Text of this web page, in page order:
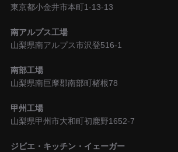
東京都小金井市本町1-13-13
南アルプス工場
山梨県南アルプス市沢登516-1
南部工場
山梨県南巨摩郡南部町楮根78
甲州工場
山梨県甲州市大和町初鹿野1652-7
ジビエ・キッチン・イェーガー